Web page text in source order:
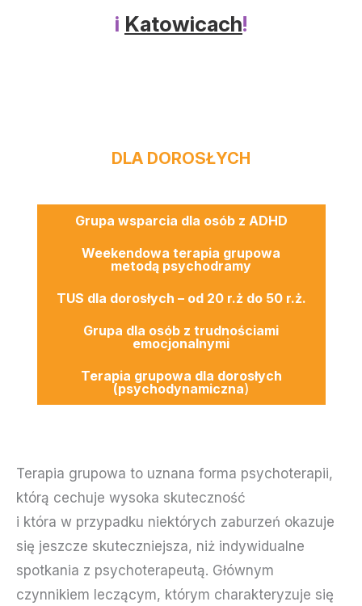
i Katowicach!
DLA DOROSŁYCH
Grupa wsparcia dla osób z ADHD
Weekendowa terapia grupowa
metodą psychodramy
TUS dla dorosłych – od 20 r.ż do 50 r.ż.
Grupa dla osób z trudnościami
emocjonalnymi
Terapia grupowa dla dorosłych
(psychodynamiczna)
Terapia grupowa to uznana forma psychoterapii,
którą cechuje wysoka skuteczność
i która w przypadku niektórych zaburzeń okazuje
się jeszcze skuteczniejsza, niż indywidualne
spotkania z psychoterapeutą. Głównym
czynnikiem leczącym, którym charakteryzuje się